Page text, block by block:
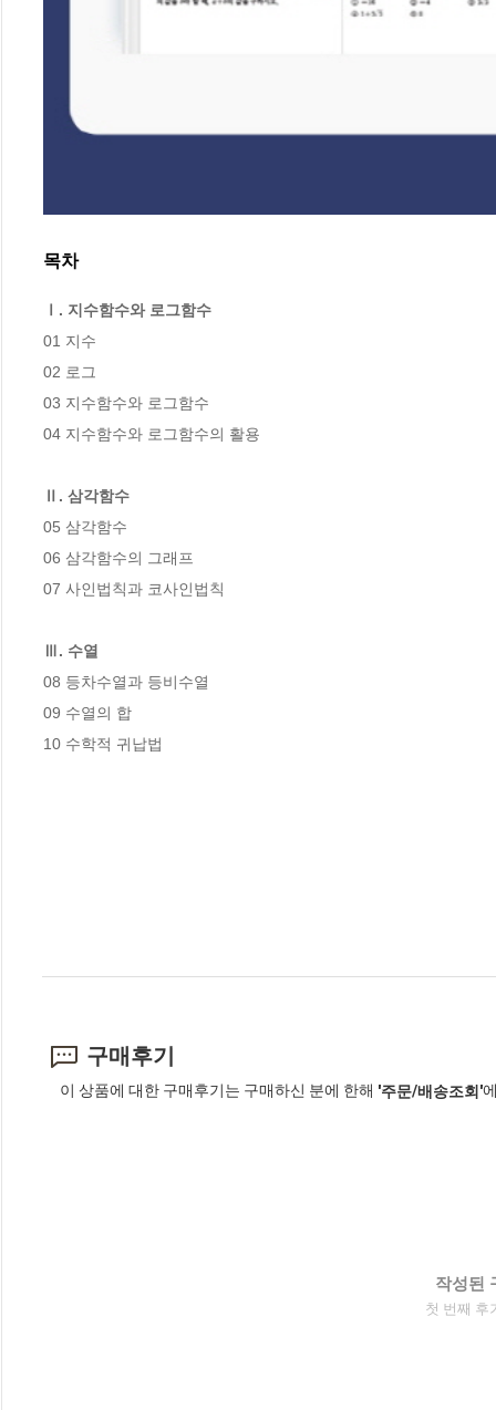
목차
Ⅰ. 지수함수와 로그함수
01 지수
02 로그
03 지수함수와 로그함수
04 지수함수와 로그함수의 활용
Ⅱ. 삼각함수
05 삼각함수
06 삼각함수의 그래프
07 사인법칙과 코사인법칙
Ⅲ. 수열
08 등차수열과 등비수열
09 수열의 합
10 수학적 귀납법
구매후기
이 상품에 대한 구매후기는 구매하신 분에 한해 '주문/배송조회'
작성된
첫 번째 후